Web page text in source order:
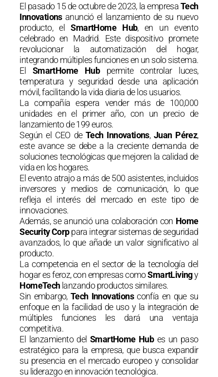
El pasado 15 de octubre de 2023, la empresaTech
Innovationsanunció el lanzamiento de su nuevo
producto, elSmartHome Hub, en un evento
celebrado en Madrid. Este dispositivo promete
revolucionar la automatización del hogar,
integrando múltiples funciones en un solo sistema.
El SmartHome Hubpermite controlar luces,
temperatura y seguridad desde una aplicación
móvil, facilitando la vida diaria de los usuarios.
La compañía espera vender más de 100,000
unidades en el primer año, con un precio de
lanzamiento de 199 euros.
Según el CEO deTech Innovations, Juan Pérez,
este avance se debe a la creciente demanda de
soluciones tecnológicas que mejoren la calidad de
vida en los hogares.
El evento atrajo a más de 500 asistentes, incluidos
inversores y medios de comunicación, lo que
refleja el interés del mercado en este tipo de
innovaciones.
Además, se anunció una colaboración con Home
Security Corppara integrar sistemas de seguridad
avanzados, lo que añade un valor significativo al
producto.
La competencia en el sector de la tecnología del
hogar es feroz, con empresas comoSmartLivingy
HomeTechlanzando productos similares.
Sin embargo, Tech Innovationsconfía en que su
enfoque en la facilidad de uso y la integración de
múltiples funciones les dará una ventaja
competitiva.
El lanzamiento del SmartHome Hubes un paso
estratégico para la empresa, que busca expandir
su presencia en el mercado europeo y consolidar
su liderazgo en innovación tecnológica.